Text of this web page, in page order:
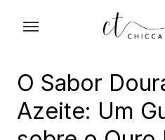
O Sabor
Azeite: Um